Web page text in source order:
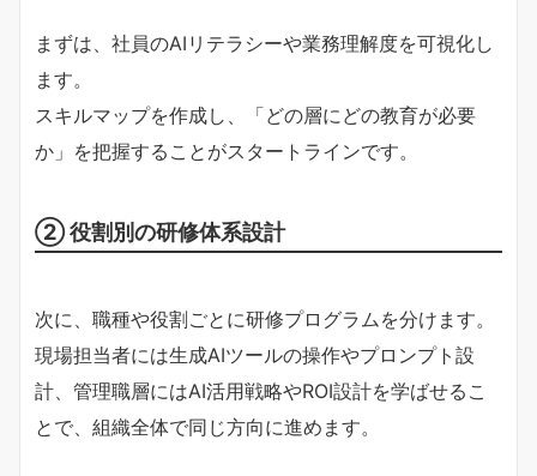
まずは、社員のAIリテラシーや業務理解度を可視化し
ます。
スキルマップを作成し、「どの層にどの教育が必要
か」を把握することがスタートラインです。
② 役割別の研修体系設計
次に、職種や役割ごとに研修プログラムを分けます。
現場担当者には生成AIツールの操作やプロンプト設
計、管理職層にはAI活用戦略やROI設計を学ばせるこ
とで、組織全体で同じ方向に進めます。